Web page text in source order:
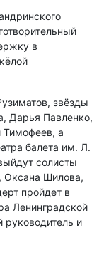
в
звёзды
Дарья Павленко,
Тимофеев, а
балета им. Л.
солисты
Оксана Шилова,
пройдет в
Ленинградской
руководитель и